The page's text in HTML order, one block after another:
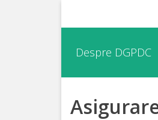
DGPDC
Informații
Despre DGPDC